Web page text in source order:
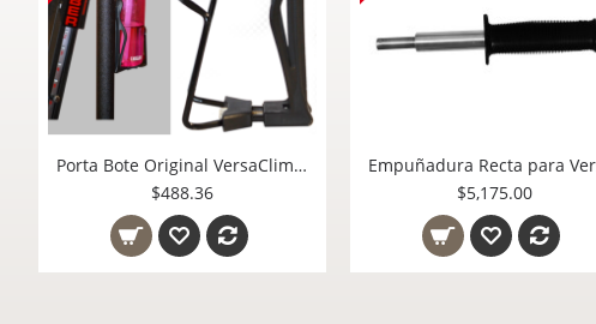
Porta Bote Original VersaClimber DH-60098 Indispensable en VersaStudios
$488.36
$5,175.00